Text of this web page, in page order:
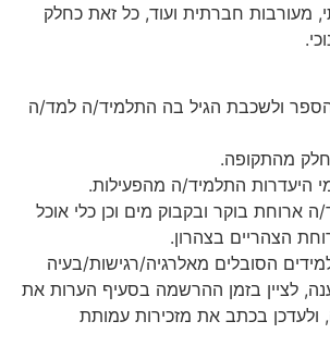
מעורבות חברתית ועוד, כל זאת כחלק
ולשכבת הגיל בה התלמיד/ה למד/ה
מהתקופה.
ימי היעדרות התלמיד/ה מהפעילות.
ארוחת בוקר ובקבוק מים וכן כלי אוכל
הצהריים בצהרון.
הסובלים מאלרגיה/רגישות/בעיה
לציין בזמן ההרשמה בסעיף הערות את
ולעדכן בכתב את מזכירות עמותת